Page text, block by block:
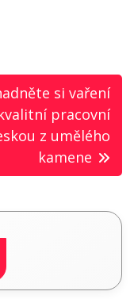
si vaření
pracovní
z umělého
kamene